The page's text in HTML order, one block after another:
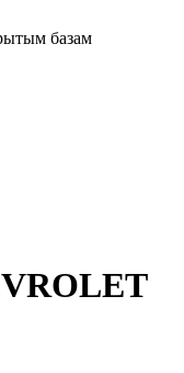
базам